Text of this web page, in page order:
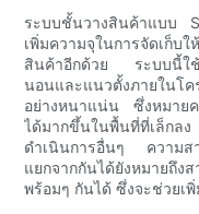
ระบบชั้นวางสินค้าแบบ
เพิ่มความจุในการจัดเก็บ
สินค้าอีกด้วย ระบบนี้ใช้
นอนและแนวตั้งภายในโ
อย่างหนาแน่น ซึ่งหมาย
ได้มากขึ้นในพื้นที่ที่เล็ก
ดำเนินการอื่นๆ ความสา
แยกจากกันได้ยังหมาย
พร้อมๆ กันได้ ซึ่งจะช่วยเ